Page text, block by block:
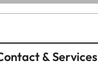
& Services